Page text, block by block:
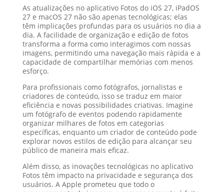
As atualizações no aplicativo Fotos do iOS 27, iPadOS
27 e macOS 27 não são apenas tecnológicas; elas
têm implicações profundas para os usuários no dia a
dia. A facilidade de organização e edição de fotos
transforma a forma como interagimos com nossas
imagens, permitindo uma navegação mais rápida e a
capacidade de compartilhar memórias com menos
esforço.
Para profissionais como fotógrafos, jornalistas e
criadores de conteúdo, isso se traduz em maior
eficiência e novas possibilidades criativas. Imagine
um fotógrafo de eventos podendo rapidamente
organizar milhares de fotos em categorias
específicas, enquanto um criador de conteúdo pode
explorar novos estilos de edição para alcançar seu
público de maneira mais eficaz.
Além disso, as inovações tecnológicas no aplicativo
Fotos têm impacto na privacidade e segurança dos
usuários. A Apple prometeu que todo o